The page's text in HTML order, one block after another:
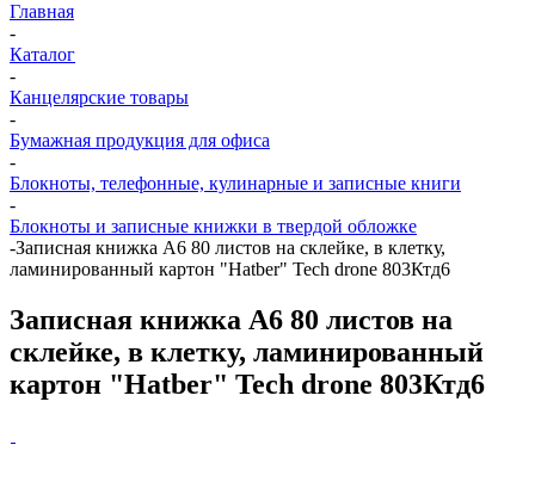
Главная
-
Каталог
-
Канцелярские товары
-
Бумажная продукция для офиса
-
Блокноты, телефонные, кулинарные и записные книги
-
Блокноты и записные книжки в твердой обложке
-Записная книжка А6 80 листов на склейке, в клетку,
ламинированный картон "Hatber" Tech drone 803Ктд6
Записная книжка А6 80 листов на
склейке, в клетку, ламинированный
картон "Hatber" Tech drone 803Ктд6